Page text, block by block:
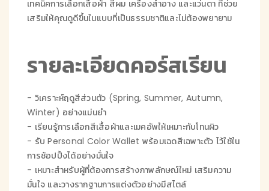
เทคนิคการเลือกเสื้อผ้า สีผม เครื่องสำอาง และแว่นตา ที่ช่วย
เสริมให้คุณดูดีขึ้นในแบบที่เป็นธรรมชาติและไม่ต้องพยายาม
รายละเอียดคอร์สเรียน
- วิเคราะห์ฤดูสีส่วนตัว (Spring, Summer, Autumn,
Winter) อย่างแม่นยำ
- เรียนรู้การเลือกสีเสื้อผ้าและเมคอัพให้เหมาะกับโทนผิว
- รับ Personal Color Wallet พร้อมเฉดสีเฉพาะตัว ไว้ใช้ใน
การช้อปปิ้งได้อย่างมั่นใจ
- เหมาะสำหรับผู้ที่ต้องการสร้างภาพลักษณ์ใหม่ เสริมความ
มั่นใจ และวางรากฐานการแต่งตัวอย่างมีสไตล์